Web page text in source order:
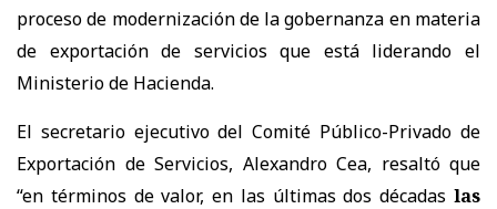
proceso de modernización de la gobernanza en materia
de exportación de servicios que está liderando el
Ministerio de Hacienda.
El secretario ejecutivo del Comité Público-Privado de
Exportación de Servicios, Alexandro Cea, resaltó que
“en términos de valor, en las últimas dos décadas las